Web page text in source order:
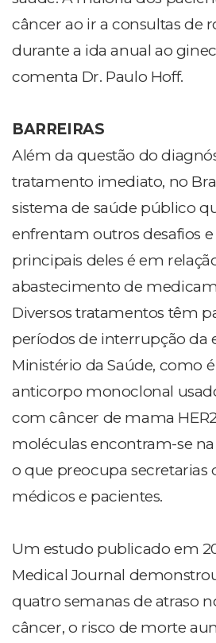
câncer ao ir a consultas de
durante a ida anual ao
comenta Dr. Paulo Hoff.
BARREIRAS
Além da questão do
tratamento imediato, no
sistema de saúde público
enfrentam outros desafios
principais deles é em
abastecimento de
Diversos tratamentos têm
períodos de interrupção da
Ministério da Saúde, como
anticorpo monoclonal
com câncer de mama
moléculas encontram-se
o que preocupa secretarias
médicos e pacientes.
Um estudo publicado em
Medical Journal
quatro semanas de atraso
câncer, o risco de morte